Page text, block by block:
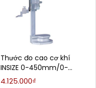
Thước đo cao cơ khí
INSIZE 0-450mm/0-
18''/0.02mm (1250-450)
4.125.000₫